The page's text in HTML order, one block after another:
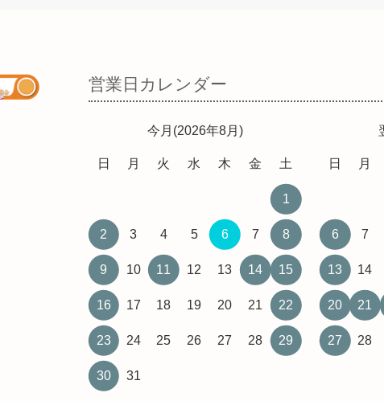
営業日カレンダー
今月(2026年8月)
日 月 火 水 木 金 土
1
2 3 4 5 6 7 8
9 10 11 12 13 14 15
16 17 18 19 20 21 22
23 24 25 26 27 28 29
30 31
日 月
6 7
13 14
20 21
27 28